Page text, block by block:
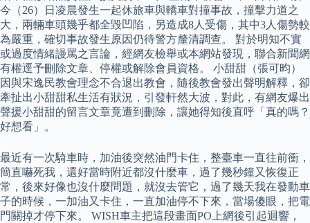
今（26）日凌晨發生一起休旅車與轎車對撞事故，撞擊力道之
大，兩輛車頭幾乎都全毀凹陷，另造成8人受傷，其中3人傷勢較
為嚴重，確切事故發生原因仍待警方釐清調查。 對於明知不實
或過度情緒謾罵之言論，經網友檢舉或本網站發現，聯合新聞網
有權逕予刪除文章、停權或解除會員資格。 小甜甜（張可昀）
因與宋逸民教會理念不合退出教會，隨後教會發出聲明解釋，卻
牽扯出小甜甜私生活有狀況，引發軒然大波，對此，有網友爆出
聲援小甜甜的留言文章竟遭到刪除，讓她得知後直呼「真的嗎？
好想看」。
最近有一次騎車時，加油後突然油門卡住，整臺車一直往前衝，
簡直嚇死我，還好當時附近都沒什麼車，過了幾秒鐘又恢復正
常，後來好像也沒什麼問題，就沒去管它，過了幾天我在發動車
子的時候，一加油又卡住，一直加油停不下來，當場傻眼，把電
門關掉才停下來。 WISH車主把這段畫面PO上網後引起迴響，